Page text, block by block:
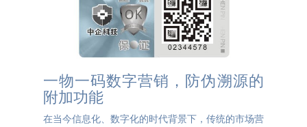
一物一码数字营销，防伪溯源的
附加功能
在当今信息化、数字化的时代背景下，传统的市场营